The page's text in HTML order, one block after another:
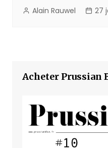
Alain Rauwel 27
Acheter Prussian